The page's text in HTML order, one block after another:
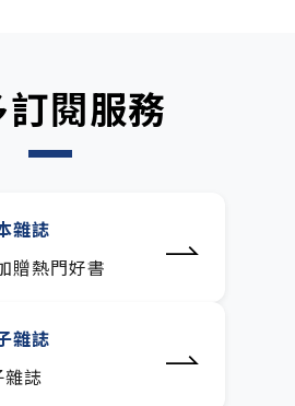
閱服務
雜誌
熱門好書
雜誌
誌